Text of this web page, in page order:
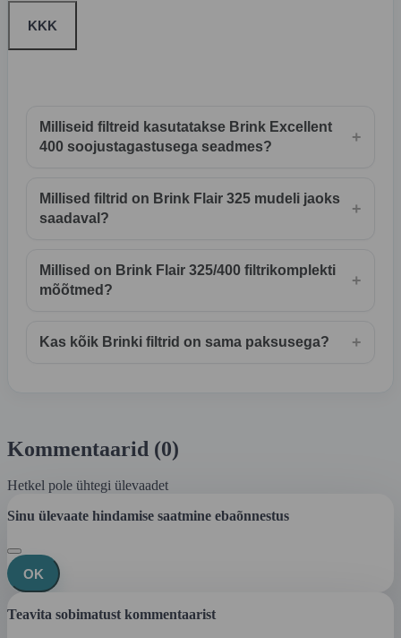
KKK
Milliseid filtreid kasutatakse Brink Excellent
400 soojustagastusega seadmes?
+
Millised filtrid on Brink Flair 325 mudeli jaoks
saadaval?
+
Millised on Brink Flair 325/400 filtrikomplekti
mõõtmed?
+
Kas kõik Brinki filtrid on sama paksusega? +
Kommentaarid (0)
Hetkel pole ühtegi ülevaadet
Sinu ülevaate hindamise saatmine ebaõnnestus
OK
Teavita sobimatust kommentaarist